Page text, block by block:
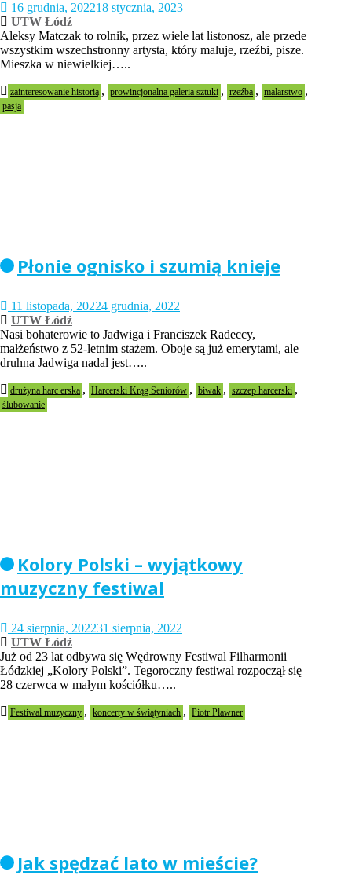
16 grudnia, 202218 stycznia, 2023
UTW Łódź
Aleksy Matczak to rolnik, przez wiele lat listonosz, ale przede
wszystkim wszechstronny artysta, który maluje, rzeźbi, pisze.
Mieszka w niewielkiej…..
zainteresowanie historią , prowincjonalna galeria sztuki , rzeźba , malarstwo ,
pasja
Płonie ognisko i szumią knieje
11 listopada, 20224 grudnia, 2022
UTW Łódź
Nasi bohaterowie to Jadwiga i Franciszek Radeccy,
małżeństwo z 52-letnim stażem. Oboje są już emerytami, ale
druhna Jadwiga nadal jest…..
drużyna harc erska , Harcerski Krąg Seniorów , biwak , szczep harcerski ,
ślubowanie
Kolory Polski – wyjątkowy
muzyczny festiwal
24 sierpnia, 202231 sierpnia, 2022
UTW Łódź
Już od 23 lat odbywa się Wędrowny Festiwal Filharmonii
Łódzkiej „Kolory Polski”. Tegoroczny festiwal rozpoczął się
28 czerwca w małym kościółku…..
Festiwal muzyczny , koncerty w świątyniach , Piotr Pławner
Jak spędzać lato w mieście?